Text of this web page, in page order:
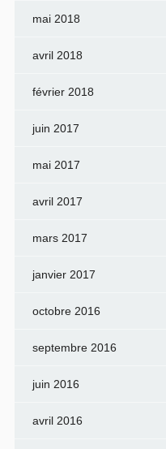
mai 2018
avril 2018
février 2018
juin 2017
mai 2017
avril 2017
mars 2017
janvier 2017
octobre 2016
septembre 2016
juin 2016
avril 2016